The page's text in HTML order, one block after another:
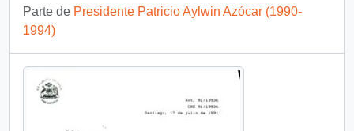
Parte de Presidente Patricio Aylwin Azócar (1990-
1994)